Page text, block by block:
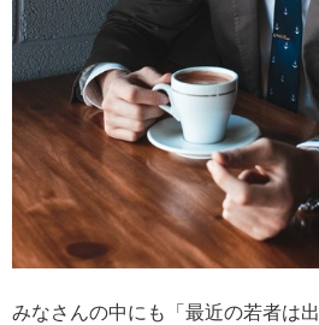
みなさんの中にも「最近の若者は